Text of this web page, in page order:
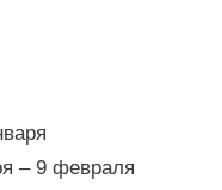
– 9 февраля